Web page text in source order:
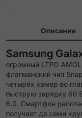
Описание
Samsung
огромный LTPO
флагманский чип
четырёх камер во
быструю зарядку 60
6.0. Смартфон
получает до семи